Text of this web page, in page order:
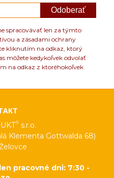
Odoberať
spracovávať len za týmto
a zásadami ochrany
kliknutím na odkaz, ktorý
môžete kedykoľvek odvolať
na odkaz z ktoréhokoľvek
® s.r.o.
Klementa Gottwalda 68)
pracovné dni: 7:30 -